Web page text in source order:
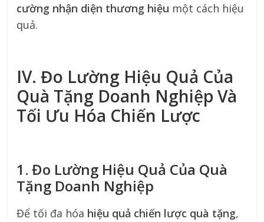
cường nhận diện thương hiệu một cách hiệu
quả.
IV. Đo Lường Hiệu Quả Của
Quà Tặng Doanh Nghiệp Và
Tối Ưu Hóa Chiến Lược
1. Đo Lường Hiệu Quả Của Quà
Tặng Doanh Nghiệp
Để tối đa hóa hiệu quả chiến lược quà tặng,